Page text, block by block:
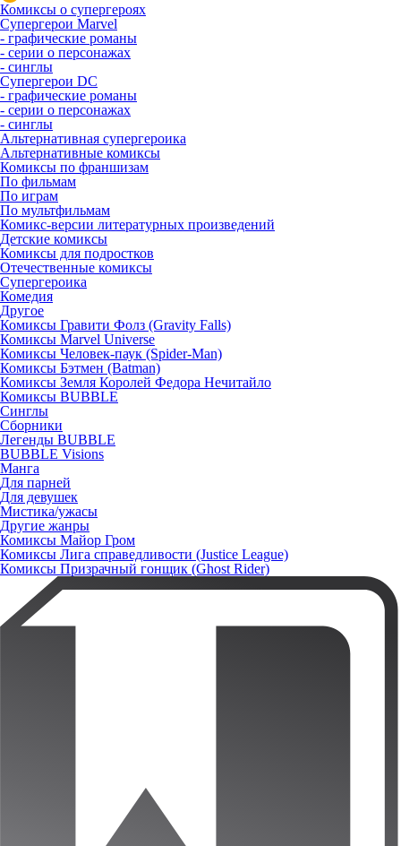
Комиксы о супергероях
Супергерои Marvel
- графические романы
- серии о персонажах
- синглы
Супергерои DC
- графические романы
- серии о персонажах
- синглы
Альтернативная супергероика
Альтернативные комиксы
Комиксы по франшизам
По фильмам
По играм
По мультфильмам
Комикс-версии литературных произведений
Детские комиксы
Комиксы для подростков
Отечественные комиксы
Супергероика
Комедия
Другое
Комиксы Гравити Фолз (Gravity Falls)
Комиксы Marvel Universe
Комиксы Человек-паук (Spider-Man)
Комиксы Бэтмен (Batman)
Комиксы Земля Королей Федора Нечитайло
Комиксы BUBBLE
Синглы
Сборники
Легенды BUBBLE
BUBBLE Visions
Манга
Для парней
Для девушек
Мистика/ужасы
Другие жанры
Комиксы Майор Гром
Комиксы Лига справедливости (Justice League)
Комиксы Призрачный гонщик (Ghost Rider)